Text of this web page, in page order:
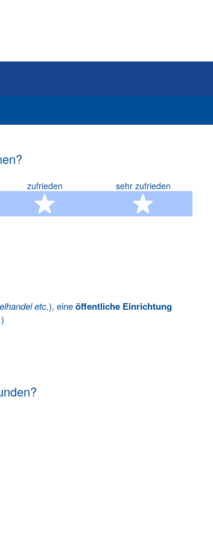
zufrieden
4 Sterne
sehr zufrieden
5 Sterne
etc.), eineöffentliche Einrichtung
)